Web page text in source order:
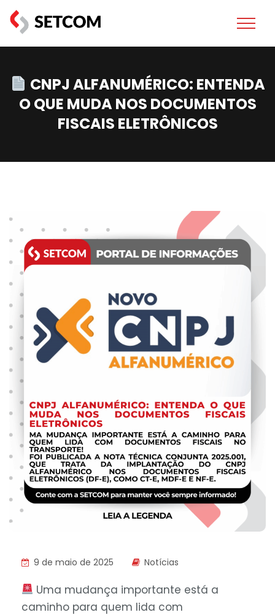
CNPJ ALFANUMÉRICO: ENTENDA
O QUE MUDA NOS DOCUMENTOS
FISCAIS ELETRÔNICOS
9 de maio de 2025 Notícias
Uma mudança importante está a
caminho para quem lida com